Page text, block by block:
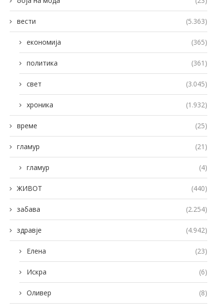
вести (5.363)
економија (365)
политика (361)
свет (3.045)
хроника (1.932)
време (25)
гламур (21)
гламур (4)
ЖИВОТ (440)
забава (2.254)
здравје (4.942)
Елена (23)
Искра (6)
Оливер (8)